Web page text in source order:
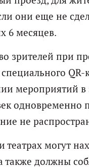
они еще не
6 месяцев.
зрителей при
мероприятий в
одновременно
не
театрах могут
также должны